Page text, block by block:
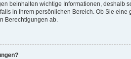
beinhalten wichtige Informationen, deshalb
in Ihrem persönlichen Bereich. Ob Sie
Berechtigungen ab.